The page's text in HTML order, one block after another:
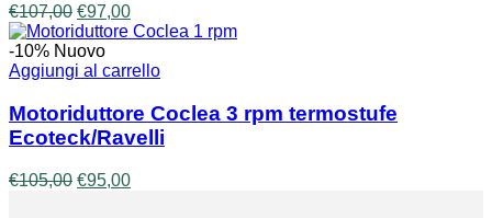
€107,00 Il
prezzo
originale
era:
€97,00Il
prezzo
è:
-10% Nuovo
Aggiungi al carrello
Motoriduttore Coclea 3 rpm termostufe
Ecoteck/Ravelli
€105,00 Il
€95,00Il